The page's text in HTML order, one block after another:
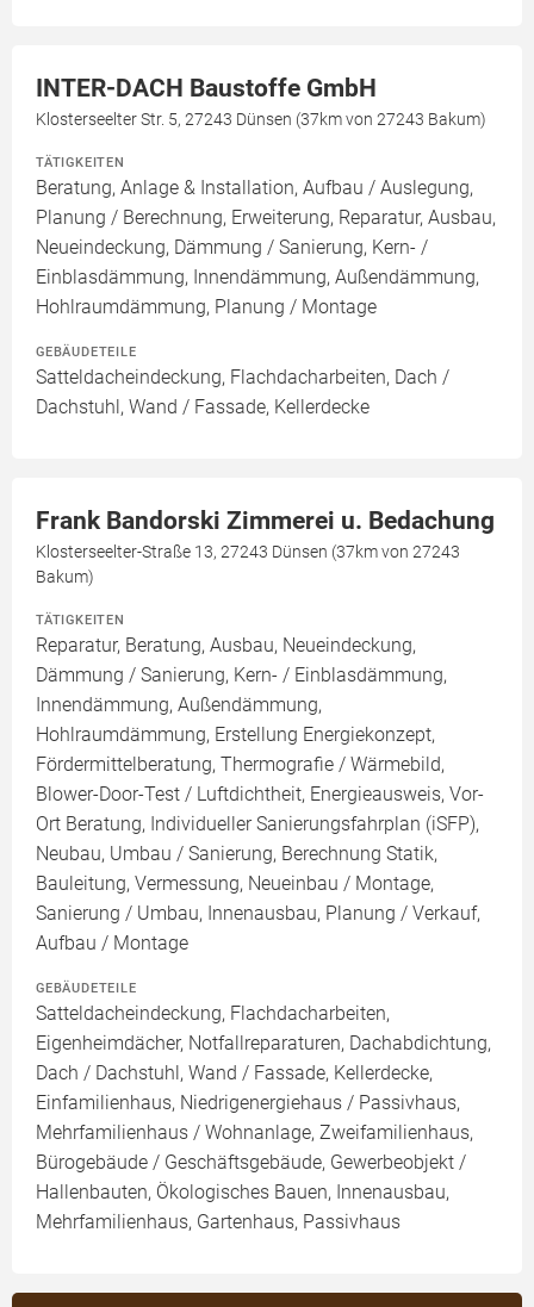
INTER-DACH Baustoffe GmbH
Klosterseelter Str. 5, 27243 Dünsen (37km von 27243 Bakum)
TÄTIGKEITEN
Beratung, Anlage & Installation, Aufbau / Auslegung,
Planung / Berechnung, Erweiterung, Reparatur, Ausbau,
Neueindeckung, Dämmung / Sanierung, Kern- /
Einblasdämmung, Innendämmung, Außendämmung,
Hohlraumdämmung, Planung / Montage
GEBÄUDETEILE
Satteldacheindeckung, Flachdacharbeiten, Dach /
Dachstuhl, Wand / Fassade, Kellerdecke
Frank Bandorski Zimmerei u. Bedachung
Klosterseelter-Straße 13, 27243 Dünsen (37km von 27243
Bakum)
TÄTIGKEITEN
Reparatur, Beratung, Ausbau, Neueindeckung,
Dämmung / Sanierung, Kern- / Einblasdämmung,
Innendämmung, Außendämmung,
Hohlraumdämmung, Erstellung Energiekonzept,
Fördermittelberatung, Thermografie / Wärmebild,
Blower-Door-Test / Luftdichtheit, Energieausweis, Vor-
Ort Beratung, Individueller Sanierungsfahrplan (iSFP),
Neubau, Umbau / Sanierung, Berechnung Statik,
Bauleitung, Vermessung, Neueinbau / Montage,
Sanierung / Umbau, Innenausbau, Planung / Verkauf,
Aufbau / Montage
GEBÄUDETEILE
Satteldacheindeckung, Flachdacharbeiten,
Eigenheimdächer, Notfallreparaturen, Dachabdichtung,
Dach / Dachstuhl, Wand / Fassade, Kellerdecke,
Einfamilienhaus, Niedrigenergiehaus / Passivhaus,
Mehrfamilienhaus / Wohnanlage, Zweifamilienhaus,
Bürogebäude / Geschäftsgebäude, Gewerbeobjekt /
Hallenbauten, Ökologisches Bauen, Innenausbau,
Mehrfamilienhaus, Gartenhaus, Passivhaus